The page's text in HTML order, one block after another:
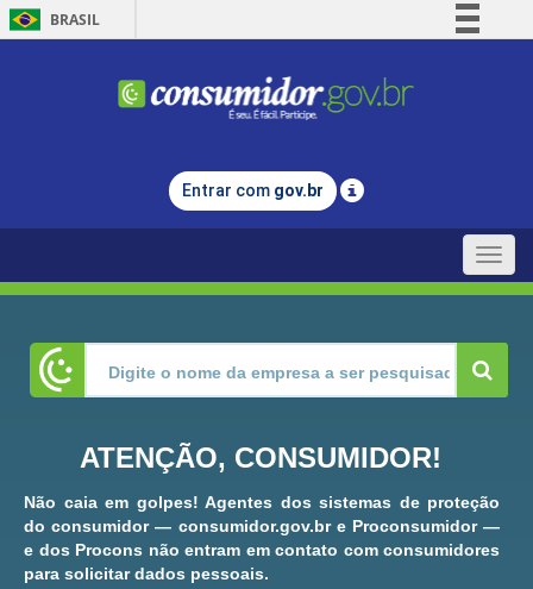
BRASIL
Comunica BR
Legislação
Entrar com gov.br
Toggle
ATENÇÃO, CONSUMIDOR!
Não caia em golpes! Agentes dos sistemas de proteção
do consumidor — consumidor.gov.br e Proconsumidor —
e dos Procons não entram em contato com consumidores
para solicitar dados pessoais.